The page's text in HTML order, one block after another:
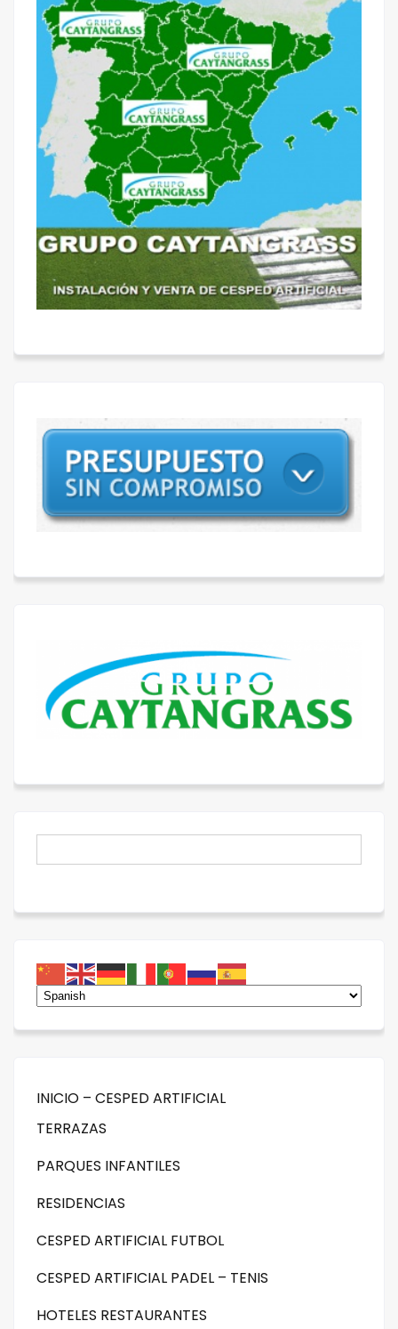
INICIO – CESPED ARTIFICIAL
TERRAZAS
PARQUES INFANTILES
RESIDENCIAS
CESPED ARTIFICIAL FUTBOL
CESPED ARTIFICIAL PADEL – TENIS
HOTELES RESTAURANTES